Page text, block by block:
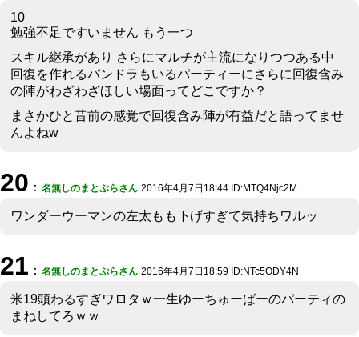
10
勉強不足ですいません もう一つ
スキル継承があり さらにマルチが主流になりつつある中
回復を作れるパンドラもいるパーティーにさらに回復含み
の陣がわざわざほしい場面ってどこですか？
まさかひと昔前の感覚で回復含み陣が有益だと語ってませ
んよねw
20 ： 名無しのまとぷらさん 2016年4月7日18:44 ID:MTQ4Njc2M
ワンダーウーマンの左太もも下げすぎて気持ちワルッ
21 ： 名無しのまとぷらさん 2016年4月7日18:59 ID:NTc5ODY4N
米19頭わるすぎワロタｗ一生ゆーちゅーばーのパーティの
まねしてろｗｗ